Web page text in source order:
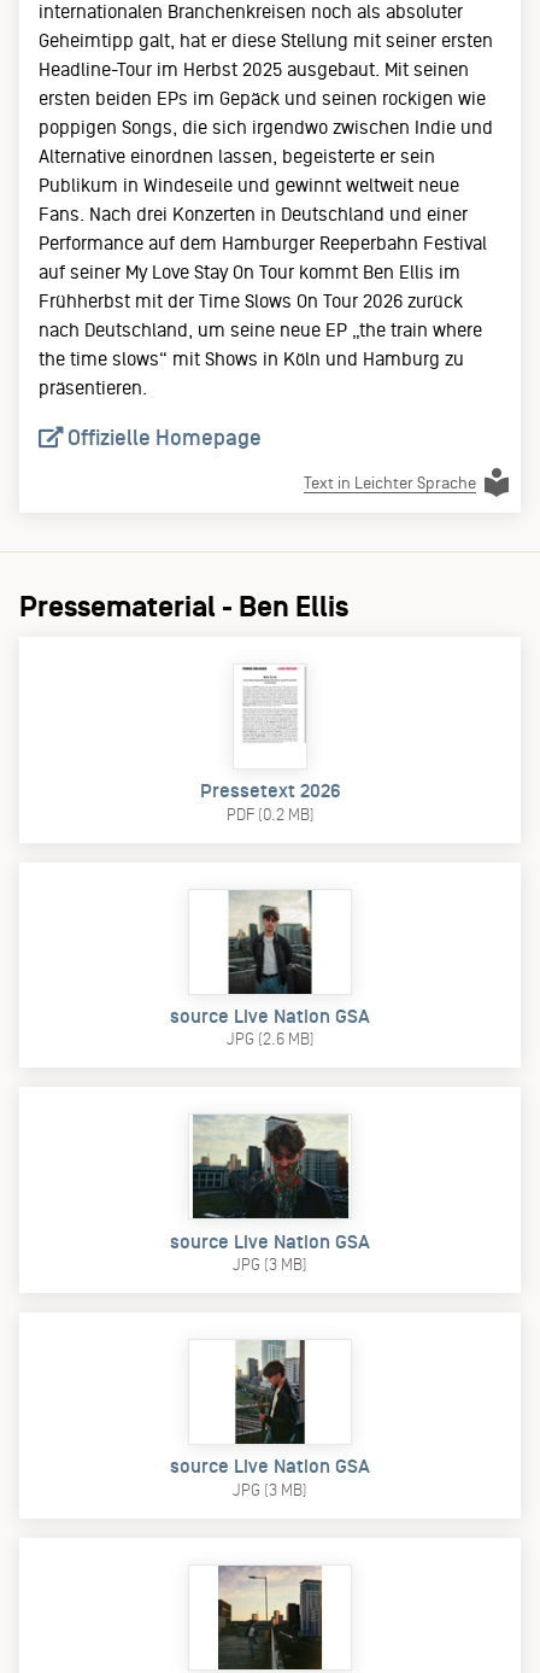
internationalen Branchenkreisen noch als absoluter
Geheimtipp galt, hat er diese Stellung mit seiner ersten
Headline-Tour im Herbst 2025 ausgebaut. Mit seinen
ersten beiden EPs im Gepäck und seinen rockigen wie
poppigen Songs, die sich irgendwo zwischen Indie und
Alternative einordnen lassen, begeisterte er sein
Publikum in Windeseile und gewinnt weltweit neue
Fans. Nach drei Konzerten in Deutschland und einer
Performance auf dem Hamburger Reeperbahn Festival
auf seiner My Love Stay On Tour kommt Ben Ellis im
Frühherbst mit der Time Slows On Tour 2026 zurück
nach Deutschland, um seine neue EP „the train where
the time slows“ mit Shows in Köln und Hamburg zu
präsentieren.
Offizielle Homepage
Text in Leichter Sprache
Pressematerial - Ben Ellis
Pressetext 2026
PDF (0.2 MB)
source Live Nation GSA
JPG (2.6 MB)
source Live Nation GSA
JPG (3 MB)
source Live Nation GSA
JPG (3 MB)